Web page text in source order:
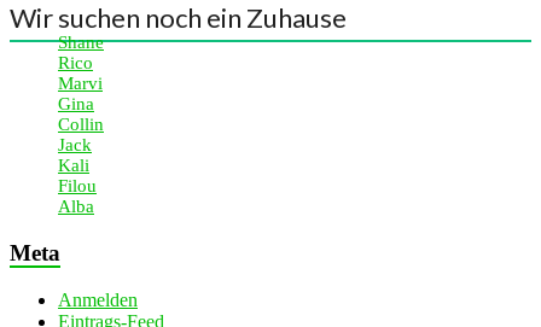
Wir suchen noch ein Zuhause
Shane
Rico
Marvi
Gina
Collin
Jack
Kali
Filou
Alba
Meta
Anmelden
Eintrags-Feed